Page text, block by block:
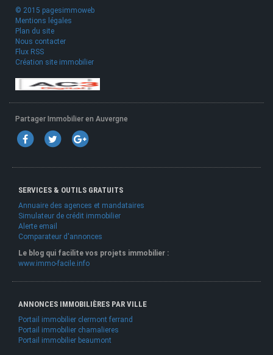
© 2015 pagesimmoweb
Mentions légales
Plan du site
Nous contacter
Flux RSS
Création site immobilier
Partager Immobilier en Auvergne
SERVICES & OUTILS GRATUITS
Annuaire des agences et mandataires
Simulateur de crédit immobilier
Alerte email
Comparateur d'annonces
Le blog qui facilite vos projets immobilier :
www.immo-facile.info
ANNONCES IMMOBILIÈRES PAR VILLE
Portail immobilier clermont ferrand
Portail immobilier chamalieres
Portail immobilier beaumont